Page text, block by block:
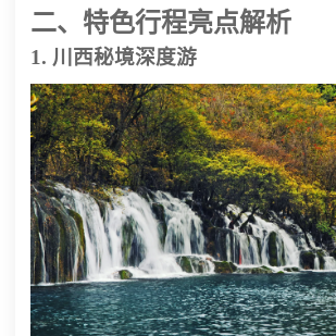
二、特色行程亮点解析
1. 川西秘境深度游